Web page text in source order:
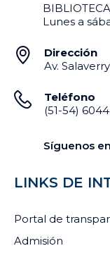
Lunes a
Dirección
Av.
Teléfono
(51-54)
Síguenos
LINKS DE
Portal de
Admisión